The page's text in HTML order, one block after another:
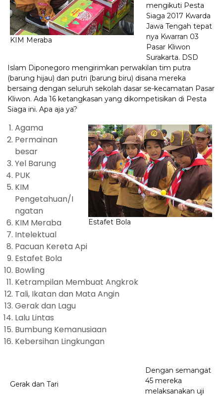
KIM Meraba
mengikuti Pesta
Siaga 2017 Kwarda
Jawa Tengah tepat
nya Kwarran 03
Pasar Kliwon
Surakarta. DSD
Islam Diponegoro mengirimkan perwakilan tim putra
(barung hijau) dan putri (barung biru) disana mereka
bersaing dengan seluruh sekolah dasar se-kecamatan Pasar
Kliwon. Ada 16 ketangkasan yang dikompetisikan di Pesta
Siaga ini. Apa aja ya?
Estafet Bola
Agama
Permainan
besar
Yel Barung
PUK
KIM
Pengetahuan/I
ngatan
KIM Meraba
Intelektual
Pacuan Kereta Api
Estafet Bola
Bowling
Ketrampilan Membuat Angkrok
Tali, Ikatan dan Mata Angin
Gerak dan Lagu
Lalu Lintas
Bumbung Kemanusiaan
Kebersihan Lingkungan
Gerak dan Tari
Dengan semangat
45 mereka
melaksanakan uji